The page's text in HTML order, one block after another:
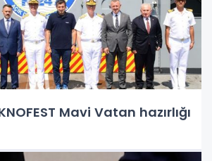
Mavi Vatan hazırlığı